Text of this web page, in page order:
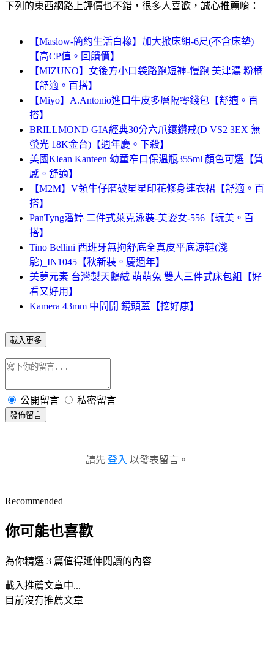
下列的東西網路上評價也不錯，很多人喜歡，誠心推薦唷：
【Maslow-簡約生活白橡】加大掀床組-6尺(不含床墊)
【高CP值。回饋價】
【MIZUNO】女後方小口袋路跑短褲-慢跑 美津濃 粉橘
【舒適。百搭】
【Miyo】A.Antonio進口牛皮多層隔零錢包【舒適。百
搭】
BRILLMOND GIA經典30分六爪鑲鑽戒(D VS2 3EX 無
螢光 18K金台)【週年慶。下殺】
美國Klean Kanteen 幼童窄口保溫瓶355ml 顏色可選【質
感。舒適】
【M2M】V領牛仔磨破星星印花修身連衣裙【舒適。百
搭】
PanTyng潘婷 二件式萊克泳裝-美姿女-556【玩美。百
搭】
Tino Bellini 西班牙無拘舒底全真皮平底涼鞋(淺
駝)_IN1045【秋新裝。慶週年】
美夢元素 台灣製天鵝絨 萌萌兔 雙人三件式床包組【好
看又好用】
Kamera 43mm 中間開 鏡頭蓋【挖好康】
載入更多
公開留言 私密留言
發佈留言
請先 登入 以發表留言。
Recommended
你可能也喜歡
為你精選 3 篇值得延伸閱讀的內容
載入推薦文章中...
目前沒有推薦文章